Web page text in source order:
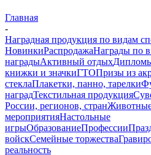
Главная
-
Наградная продукция по видам
НовинкиРаспродажаНаграды по
наградыАктивный отдых
книжки и значкиГТОПризы из
стеклаПлакетки, панно, тарелки
наградТекстильная продукция
России, регионов, стран
мероприятияНастольные
игрыОбразованиеПрофессии
войскСемейные торжества
реальность